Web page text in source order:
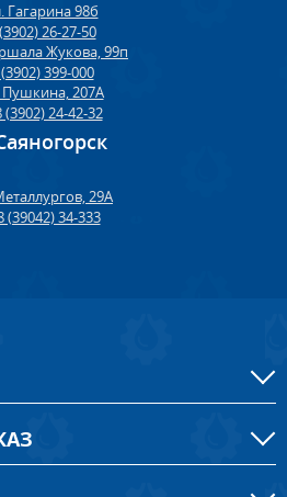
Гагарина 98б
26-27-50
Жукова, 99п
399-000
Пушкина, 207А
(3902) 24-42-32
29А
(39042) 34-333